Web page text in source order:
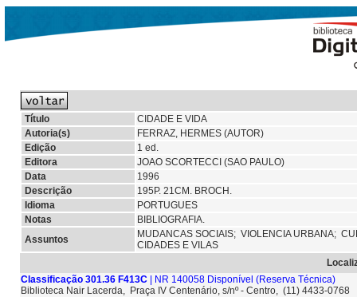
Título
CIDADE E VIDA
Autoria(s)
FERRAZ, HERMES (AUTOR)
Edição
1 ed.
Editora
JOAO SCORTECCI (SAO PAULO)
Data
1996
Descrição
195P. 21CM. BROCH.
Idioma
PORTUGUES
Notas
BIBLIOGRAFIA.
Assuntos
MUDANCAS SOCIAIS; VIOLENCIA URBANA;
CIDADES E VILAS
Classificação 301.36 F413C | NR 140058 Disponível (Reserva Técnica)
Biblioteca Nair Lacerda, Praça IV Centenário, s/nº - Centro, (11) 4433-0768